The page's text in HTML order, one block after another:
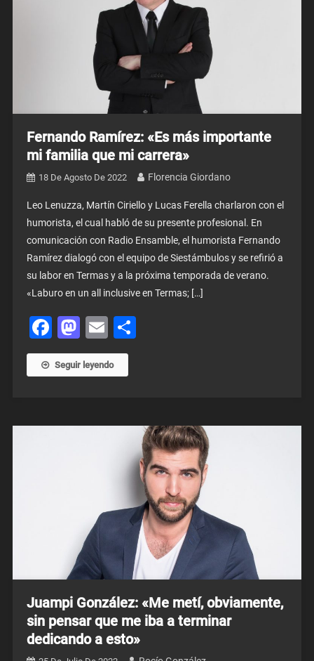
Fernando Ramírez: «Es más importante
mi familia que mi carrera»
18 De Agosto De 2022 Florencia Giordano
Leo Lenuzza, Martín Ciriello y Lucas Ferella charlaron con el
humorista, el cual habló de su presente profesional. En
comunicación con Radio Ensamble, el humorista Fernando
Ramírez dialogó con el equipo de Siestámbulos y se refirió a
su labor en Termas y a la próxima temporada de verano.
«Laburo en un all inclusive en Termas; […]
Facebook
Mastodon
EmailShare
Seguir leyendo
Juampi González: «Me metí, obviamente,
sin pensar que me iba a terminar
dedicando a esto»